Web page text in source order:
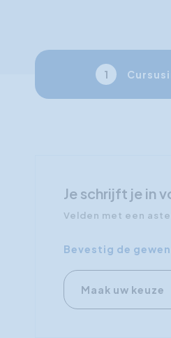
1
Je schrijft je in
Velden met een
Bevestig de